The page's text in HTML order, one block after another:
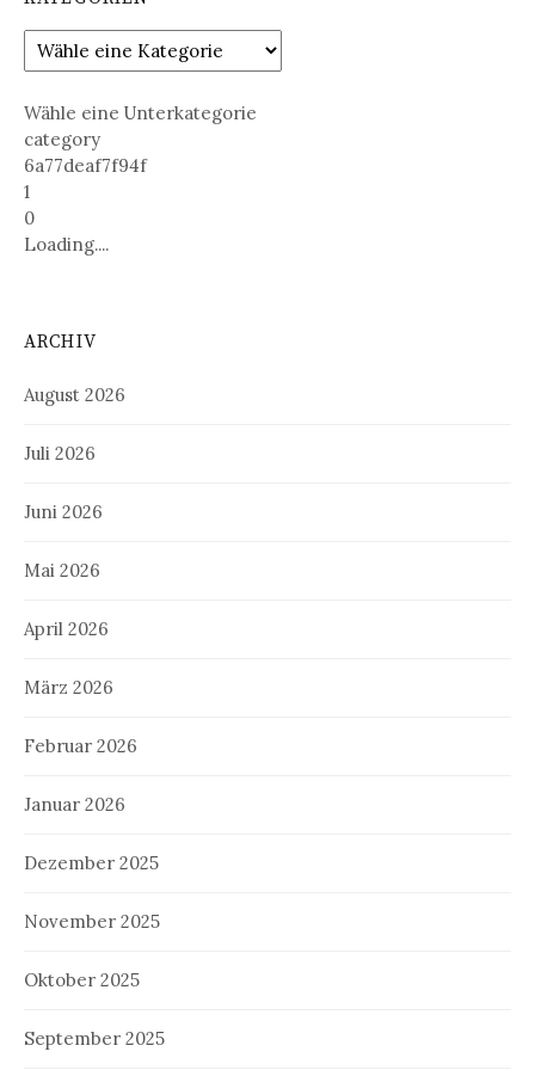
Wähle eine Unterkategorie
category
6a77deaf7f94f
1
0
Loading....
ARCHIV
August 2026
Juli 2026
Juni 2026
Mai 2026
April 2026
März 2026
Februar 2026
Januar 2026
Dezember 2025
November 2025
Oktober 2025
September 2025